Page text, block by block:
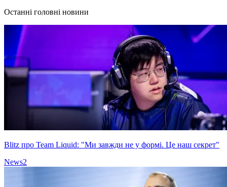
Останні головні новини
Blitz про Team Liquid: "Ми завжди не у формі. Це наш секрет"
News2